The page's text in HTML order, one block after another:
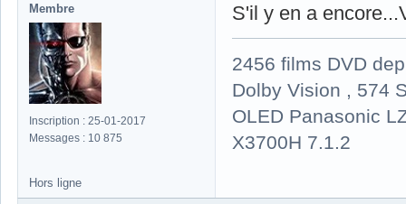
Membre
Inscription : 25-01-2017
Messages : 10 875
S'il y en a
2456 films DVD
Dolby Vision , 574
OLED Panasonic
X3700H 7.1.2
Hors ligne